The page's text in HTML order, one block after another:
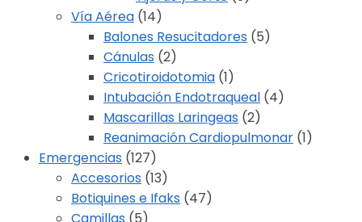
Vía Aérea (14)
Balones Resucitadores (5)
Cánulas (2)
Cricotiroidotomia (1)
Intubación Endotraqueal (4)
Mascarillas Laringeas (2)
Reanimación Cardiopulmonar (1)
Emergencias (127)
Accesorios (13)
Botiquines e Ifaks (47)